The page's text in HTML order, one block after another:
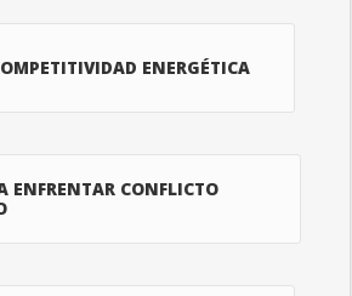
ENERGÉTICA
ENFRENTAR CONFLICTO